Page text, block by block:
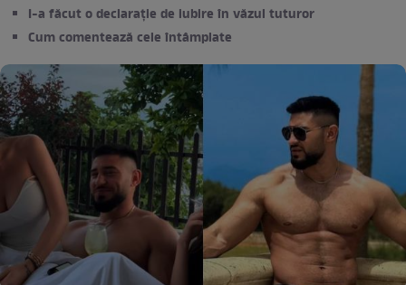
I-a făcut o declarație de iubire în văzul tuturor
Cum comentează cele întâmplate